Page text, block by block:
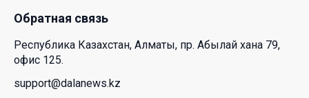
26 Июл. 2026 12:11
Межпартийные теледебаты выйдут в эфире
республиканских телеканалов
23 Июл. 2026 21:15
Обратная связь
Республика Казахстан, Алматы, пр. Абылай хана 79,
офис 125.
support@dalanews.kz